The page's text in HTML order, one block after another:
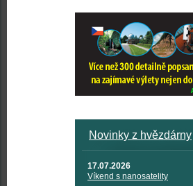
Novinky z hvězdárny
17.07.2026
Víkend s nanosatelity